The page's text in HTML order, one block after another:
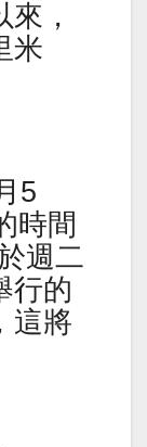
，
米
5
時間
週二
行的
這將